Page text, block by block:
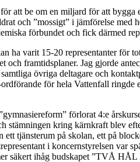
att be om en miljard för att
och ”mossigt” i jämförelse
förbundet och fick därmed
ha varit 15-20 representanter för
framtidsplaner. Jag gjorde
övriga deltagare och
för hela Vattenfall
förlorat 4:e
kring kärnkraft blev
tjänsterum på skolan, ett på
i koncernstyrelsen var
säkert ihåg budskapet ”TVÅ